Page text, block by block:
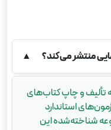
منتشر می‌کند؟ ▲
تألیف و چاپ کتاب‌های
استاندارد
شناخته‌شده این